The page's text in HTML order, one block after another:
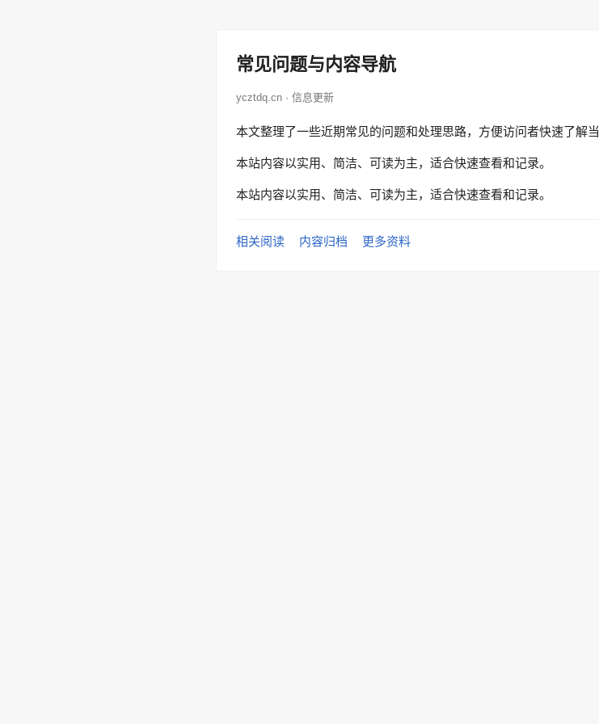
常见问题与内容导航
ycztdq.cn · 信息更新
本文整理了一些近期常见的问题和处理思路，方便访问者快速了解
本站内容以实用、简洁、可读为主，适合快速查看和记录。
本站内容以实用、简洁、可读为主，适合快速查看和记录。
相关阅读 内容归档 更多资料